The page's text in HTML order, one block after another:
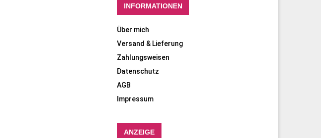
INFORMATIONEN
Über mich
Versand & Lieferung
Zahlungsweisen
Datenschutz
AGB
Impressum
ANZEIGE